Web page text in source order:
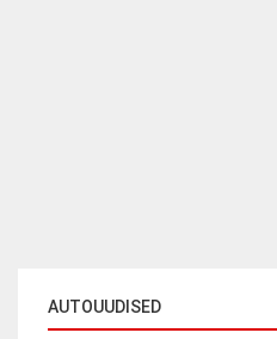
AUTOUUDISED